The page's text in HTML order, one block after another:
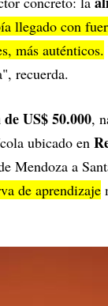
llegado con
más auténticos.
recuerda.
US$ 50.000,
ubicado en
Mendoza a
de aprendizaje